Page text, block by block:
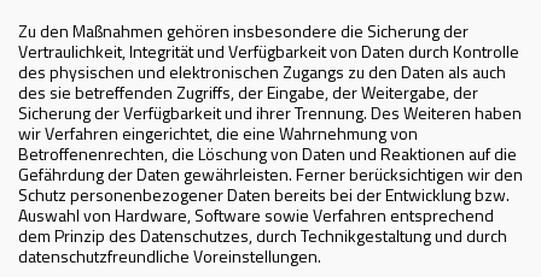
Zu den Maßnahmen gehören insbesondere die Sicherung der
Vertraulichkeit, Integrität und Verfügbarkeit von Daten durch Kontrolle
des physischen und elektronischen Zugangs zu den Daten als auch
des sie betreffenden Zugriffs, der Eingabe, der Weitergabe, der
Sicherung der Verfügbarkeit und ihrer Trennung. Des Weiteren haben
wir Verfahren eingerichtet, die eine Wahrnehmung von
Betroffenenrechten, die Löschung von Daten und Reaktionen auf die
Gefährdung der Daten gewährleisten. Ferner berücksichtigen wir den
Schutz personenbezogener Daten bereits bei der Entwicklung bzw.
Auswahl von Hardware, Software sowie Verfahren entsprechend
dem Prinzip des Datenschutzes, durch Technikgestaltung und durch
datenschutzfreundliche Voreinstellungen.